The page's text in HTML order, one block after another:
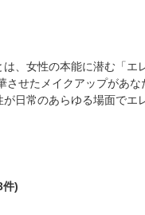
、女性の本能に潜む「
せたメイクアップがあ
日常のあらゆる場面で
件)